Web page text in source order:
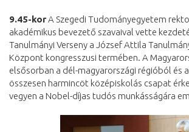
9.45-korA Szegedi Tudományegyetem
akadémikus bevezető szavaival vette
Tanulmányi Verseny a József Attila
Központ kongresszusi termében. A
elsősorban a dél-magyarországi régióból és
összesen harmincöt középiskolás csapat
vegyen a Nobel-díjas tudós munkásságára